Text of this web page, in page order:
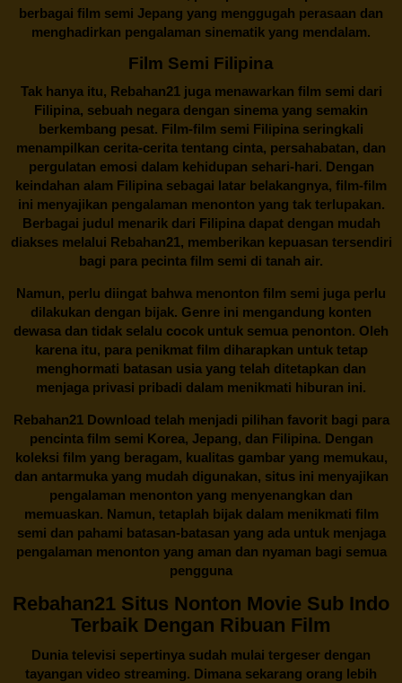
berbagai film semi Jepang yang menggugah perasaan dan
menghadirkan pengalaman sinematik yang mendalam.
Film Semi Filipina
Tak hanya itu, Rebahan21juga menawarkan film semi dari
Filipina, sebuah negara dengan sinema yang semakin
berkembang pesat. Film-film semi Filipina seringkali
menampilkan cerita-cerita tentang cinta, persahabatan, dan
pergulatan emosi dalam kehidupan sehari-hari. Dengan
keindahan alam Filipina sebagai latar belakangnya, film-film
ini menyajikan pengalaman menonton yang tak terlupakan.
Berbagai judul menarik dari Filipina dapat dengan mudah
diakses melalui Rebahan21, memberikan kepuasan tersendiri
bagi para pecinta film semi di tanah air.
Namun, perlu diingat bahwa menonton film semi juga perlu
dilakukan dengan bijak. Genre ini mengandung konten
dewasa dan tidak selalu cocok untuk semua penonton. Oleh
karena itu, para penikmat film diharapkan untuk tetap
menghormati batasan usia yang telah ditetapkan dan
menjaga privasi pribadi dalam menikmati hiburan ini.
Rebahan21Download telah menjadi pilihan favorit bagi para
pencinta film semi Korea, Jepang, dan Filipina. Dengan
koleksi film yang beragam, kualitas gambar yang memukau,
dan antarmuka yang mudah digunakan, situs ini menyajikan
pengalaman menonton yang menyenangkan dan
memuaskan. Namun, tetaplah bijak dalam menikmati film
semi dan pahami batasan-batasan yang ada untuk menjaga
pengalaman menonton yang aman dan nyaman bagi semua
pengguna
Rebahan21 Situs Nonton Movie Sub Indo
Terbaik Dengan Ribuan Film
Dunia televisi sepertinya sudah mulai tergeser dengan
tayangan video streaming. Dimana sekarang orang lebih